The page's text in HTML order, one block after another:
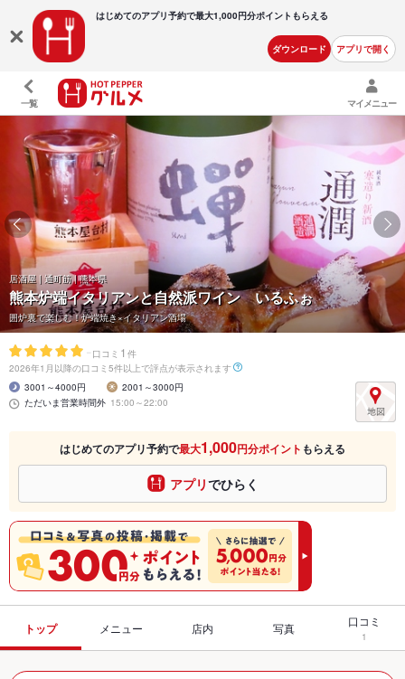
はじめてのアプリ予約で最大1,000円分ポイントもらえる
ダウンロード アプリで開く
一覧 マイメニュー
居酒屋 | 通町筋 | 熊本県
熊本炉端イタリアンと自然派ワイン いるふぉ
囲炉裏で楽しむ！炉端焼き×イタリアン酒場
- 口コミ 1 件
2026年1月以降の口コミ5件以上で評点が表示されます
3001～4000円
2001～3000円
ただいま営業時間外 15:00～22:00
はじめてのアプリ予約で最大1,000円分ポイント もらえる
アプリでひらく
トップ メニュー 店内 写真 口コミ
1